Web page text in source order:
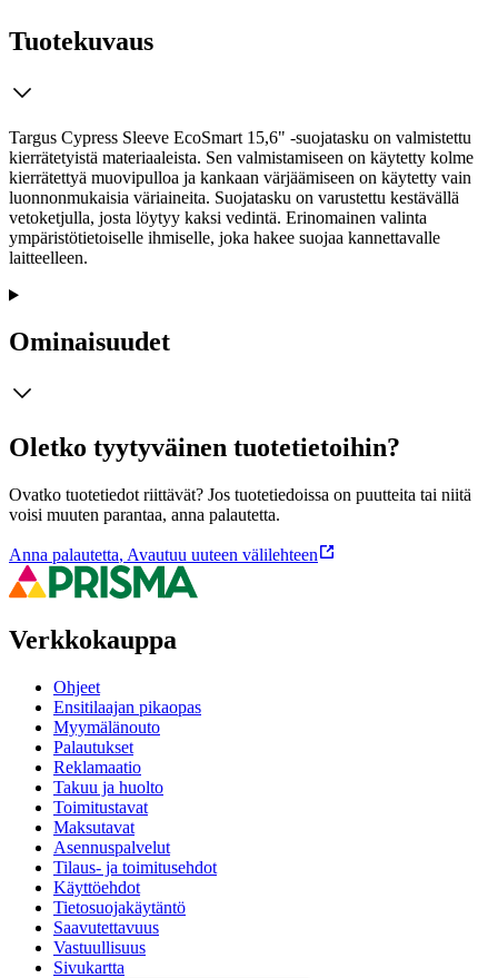
Tuotekuvaus
Targus Cypress Sleeve EcoSmart 15,6" -suojatasku on valmistettu
kierrätetyistä materiaaleista. Sen valmistamiseen on käytetty kolme
kierrätettyä muovipulloa ja kankaan värjäämiseen on käytetty vain
luonnonmukaisia väriaineita. Suojatasku on varustettu kestävällä
vetoketjulla, josta löytyy kaksi vedintä. Erinomainen valinta
ympäristötietoiselle ihmiselle, joka hakee suojaa kannettavalle
laitteelleen.
Ominaisuudet
Oletko tyytyväinen tuotetietoihin?
Ovatko tuotetiedot riittävät? Jos tuotetiedoissa on puutteita tai niitä
voisi muuten parantaa, anna palautetta.
Anna palautetta, Avautuu uuteen välilehteen
Verkkokauppa
Ohjeet
Ensitilaajan pikaopas
Myymälänouto
Palautukset
Reklamaatio
Takuu ja huolto
Toimitustavat
Maksutavat
Asennuspalvelut
Tilaus- ja toimitusehdot
Käyttöehdot
Tietosuojakäytäntö
Saavutettavuus
Vastuullisuus
Sivukartta